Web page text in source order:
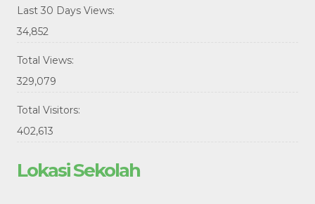
Last 30 Days Views:
34,852
Total Views:
329,079
Total Visitors:
402,613
Lokasi Sekolah